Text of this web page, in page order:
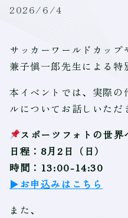
2026/6/4
サッカーワールドカッ
兼子愼一郎先生による
本イベントでは、実際
ルについてお話しいただ
スポーツフォトの世
日程：8月2日（日）
時間：13:00-14:30
▶お申込みはこちら
また、